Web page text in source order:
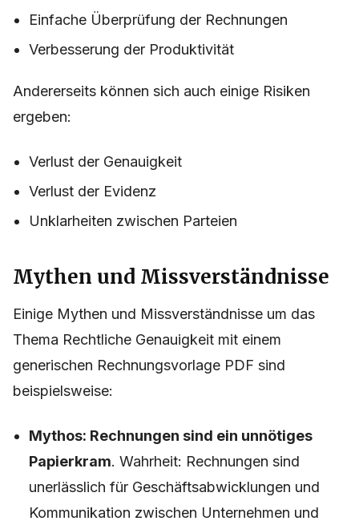
Einfache Überprüfung der Rechnungen
Verbesserung der Produktivität
Andererseits können sich auch einige Risiken
ergeben:
Verlust der Genauigkeit
Verlust der Evidenz
Unklarheiten zwischen Parteien
Mythen und Missverständnisse
Einige Mythen und Missverständnisse um das
Thema Rechtliche Genauigkeit mit einem
generischen Rechnungsvorlage PDF sind
beispielsweise:
Mythos: Rechnungen sind ein unnötiges
Papierkram. Wahrheit: Rechnungen sind
unerlässlich für Geschäftsabwicklungen und
Kommunikation zwischen Unternehmen und